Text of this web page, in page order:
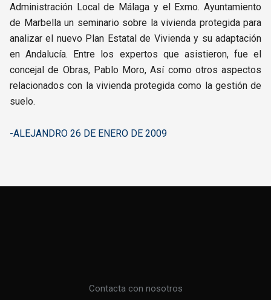
Administración Local de Málaga y el Exmo. Ayuntamiento
de Marbella un seminario sobre la vivienda protegida para
analizar el nuevo Plan Estatal de Vivienda y su adaptación
en Andalucía. Entre los expertos que asistieron, fue el
concejal de Obras, Pablo Moro, Así como otros aspectos
relacionados con la vivienda protegida como la gestión de
suelo.
-ALEJANDRO 26 DE ENERO DE 2009
Contacta con nosotros